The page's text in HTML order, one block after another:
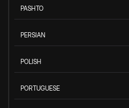
PASHTO
PERSIAN
POLISH
PORTUGUESE